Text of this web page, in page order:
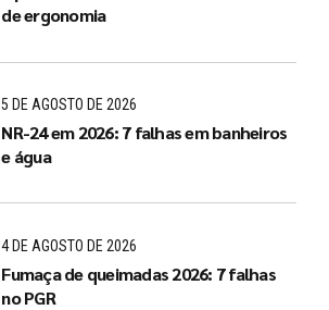
de ergonomia
5 DE AGOSTO DE 2026
NR-24 em 2026: 7 falhas em banheiros
e água
4 DE AGOSTO DE 2026
Fumaça de queimadas 2026: 7 falhas
no PGR